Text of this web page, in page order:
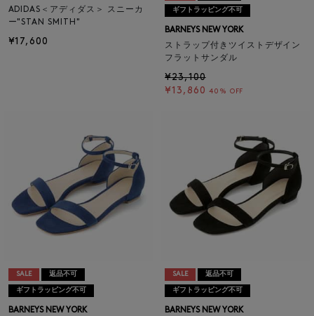
ADIDAS＜アディダス＞ スニーカ
ー"STAN SMITH"
¥17,600
ギフトラッピング不可
BARNEYS NEW YORK
ストラップ付きツイストデザイン
フラットサンダル
¥23,100
¥13,860 40% OFF
SALE 返品不可
ギフトラッピング不可
BARNEYS NEW YORK
SALE 返品不可
ギフトラッピング不可
BARNEYS NEW YORK